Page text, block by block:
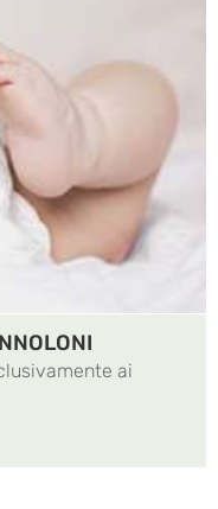
ai